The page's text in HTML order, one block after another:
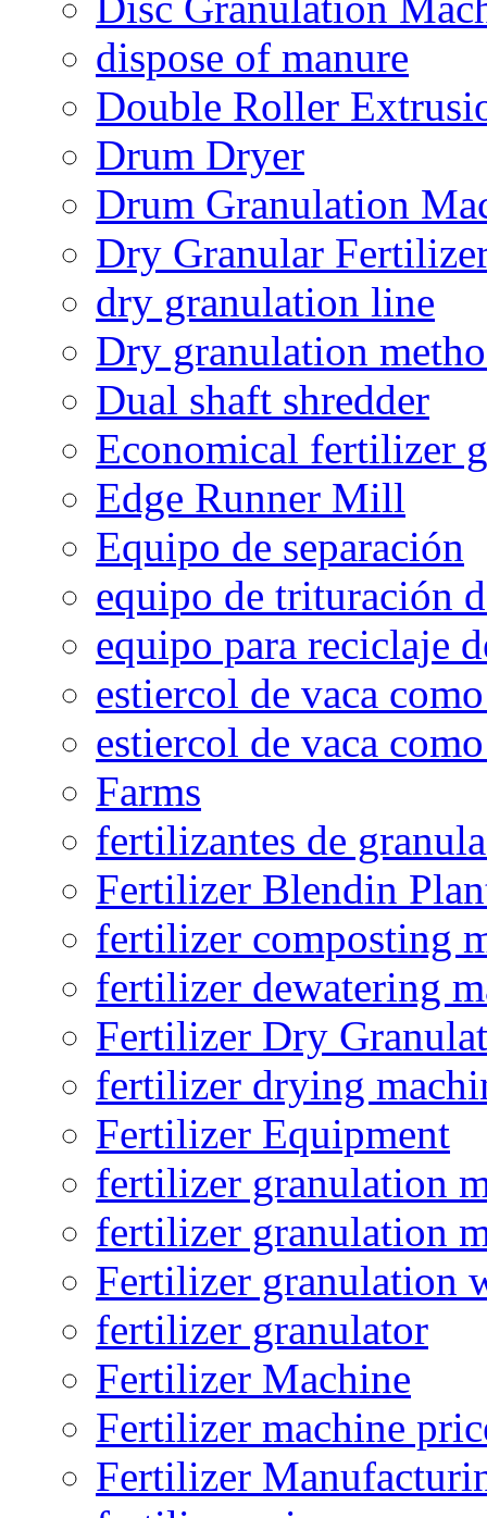
dispose of manure
Double Roller
Drum Dryer
Drum Granulation
Dry Granular
dry granulation line
Dry granulation
Dual shaft shredder
Economical fertilizer
Edge Runner Mill
Equipo de separación
equipo de trituración
equipo para reciclaje
estiercol de vaca
estiercol de vaca
Farms
fertilizantes de
Fertilizer Blendin
fertilizer composting
fertilizer dewatering
Fertilizer Dry
fertilizer drying
Fertilizer Equipment
fertilizer granulation
fertilizer granulation
Fertilizer granulation
fertilizer granulator
Fertilizer Machine
Fertilizer machine
Fertilizer